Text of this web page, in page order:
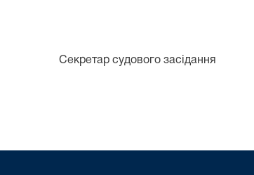
Секретар судового